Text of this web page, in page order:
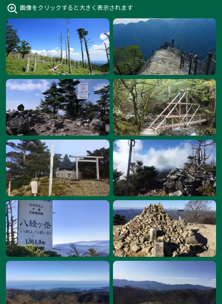
画像をクリックすると大きく表示されます